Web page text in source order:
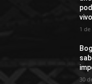
vivo
1
30